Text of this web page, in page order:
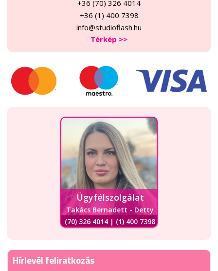
+36 (70) 326 4014
+36 (1) 400 7398
info@studioflash.hu
Térkép >>
Ügyfélszolgálat
Takács Bernadett - Detty
(70) 326 4014 | (1) 400 7398
Hírlevél feliratkozás